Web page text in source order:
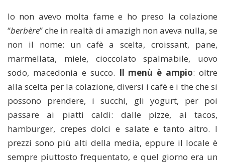
Io non avevo molta fame e ho preso la colazione
“berbère” che in realtà di amazigh non aveva nulla, se
non il nome: un cafè a scelta, croissant, pane,
marmellata, miele, cioccolato spalmabile, uovo
sodo, macedonia e succo. Il menù è ampio: oltre
alla scelta per la colazione, diversi i cafè e i the che si
possono prendere, i succhi, gli yogurt, per poi
passare ai piatti caldi: dalle pizze, ai tacos,
hamburger, crepes dolci e salate e tanto altro. I
prezzi sono più alti della media, eppure il locale è
sempre piuttosto frequentato, e quel giorno era un